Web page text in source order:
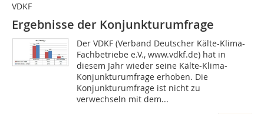
VDKF
Ergebnisse der Konjunkturumfrage
Der VDKF (Verband Deutscher Kälte-Klima-
Fachbetriebe e.V., www.vdkf.de) hat in
diesem Jahr wieder seine Kälte-Klima-
Konjunkturumfrage erhoben. Die
Konjunkturumfrage ist nicht zu
verwechseln mit dem...